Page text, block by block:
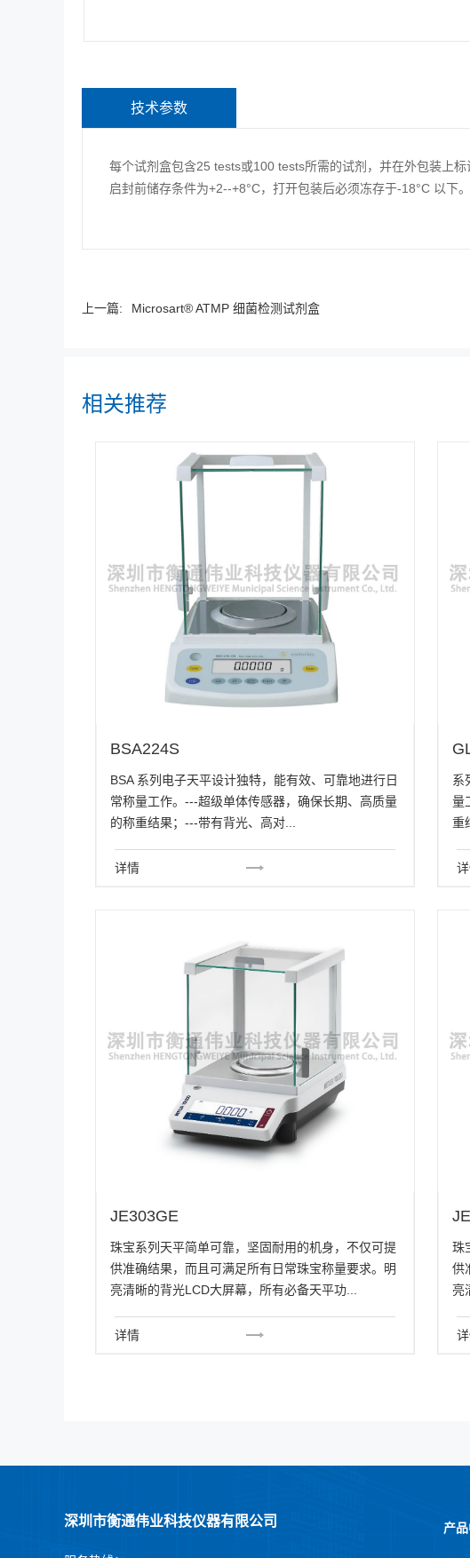
技术参数
每个试剂盒包含25 tests或100 tests所需的试剂，并在外包装上标
启封前储存条件为+2--+8°C，打开包装后必须冻存于-18°C 以下。
上一篇: Microsart® ATMP 细菌检测试剂盒
相关推荐
BSA224S
BSA 系列电子天平设计独特，能有效、可靠地进行日
常称量工作。---超级单体传感器，确保长期、高质量
的称重结果；---带有背光、高对...
详情
系
量
重
JE303GE
珠宝系列天平简单可靠，坚固耐用的机身，不仅可提
供准确结果，而且可满足所有日常珠宝称量要求。明
亮清晰的背光LCD大屏幕，所有必备天平功...
详情
珠
供
亮
深圳市衡通伟业科技仪器有限公司 产